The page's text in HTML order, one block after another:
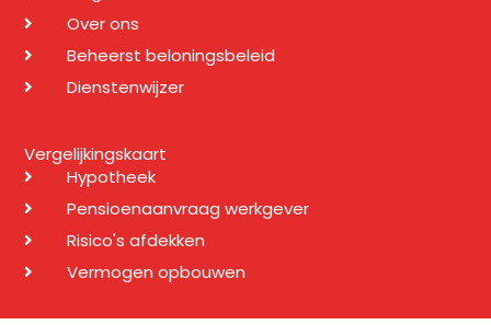
Over ons
Beheerst beloningsbeleid
Dienstenwijzer
Vergelijkingskaart
Hypotheek
Pensioenaanvraag werkgever
Risico's afdekken
Vermogen opbouwen